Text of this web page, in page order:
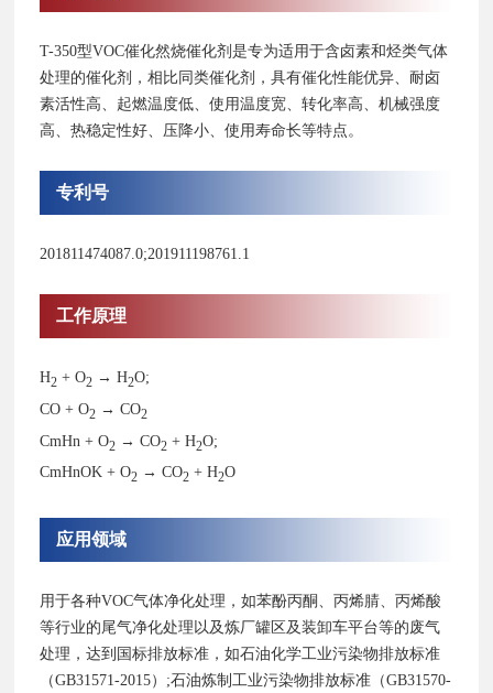
T-350型VOC催化然烧催化剂是专为适用于含卤素和烃类气体
处理的催化剂，相比同类催化剂，具有催化性能优异、耐卤
素活性高、起燃温度低、使用温度宽、转化率高、机械强度
高、热稳定性好、压降小、使用寿命长等特点。
专利号
201811474087.0;201911198761.1
工作原理
H2+ O2→ H2O;
CO + O2→ CO2
CmHn + O2→ CO2+ H2O;
CmHnOK + O2→ CO2+ H2O
应用领域
用于各种VOC气体净化处理，如苯酚丙酮、丙烯腈、丙烯酸
等行业的尾气净化处理以及炼厂罐区及装卸车平台等的废气
处理，达到国标排放标准，如石油化学工业污染物排放标准
（GB31571-2015）;石油炼制工业污染物排放标准（GB31570-